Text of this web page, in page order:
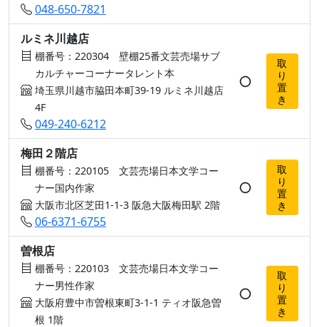
048-650-7821
ルミネ川越店
棚番号：220304 壁棚25番文芸売場サブ
カルチャーコーナータレント本
埼玉県川越市脇田本町39-19 ルミネ川越店
4F
049-240-6212
○
取
り
置
き
梅田２階店
棚番号：220105 文芸売場日本文学コー
ナー国内作家
大阪市北区芝田1-1-3 阪急大阪梅田駅 2階
06-6371-6755
○
取
り
置
き
曽根店
棚番号：220103 文芸売場日本文学コー
ナー男性作家
大阪府豊中市曽根東町3-1-1 ティオ阪急曽
根 1階
○
取
り
置
き